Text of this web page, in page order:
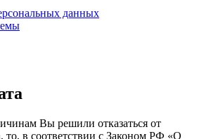
данных
Вы решили отказаться от
то, в соответствии с Законом РФ «О